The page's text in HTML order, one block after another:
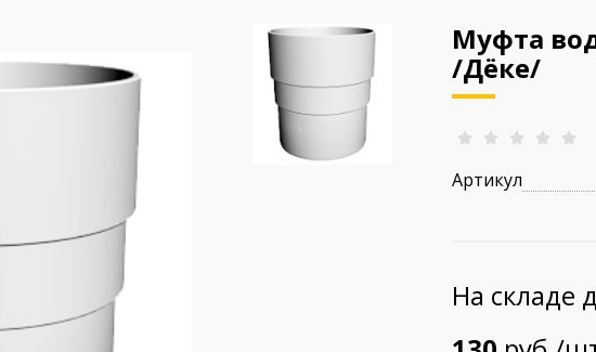
Муфта
/Дёке/
Артикул
На складе